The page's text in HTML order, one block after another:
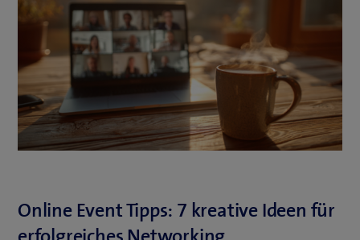
Online Event Tipps: 7 kreative Ideen für